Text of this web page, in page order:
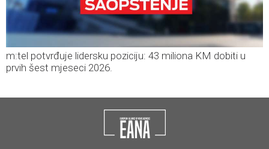
m:tel potvrđuje lidersku poziciju: 43 miliona KM dobiti u
prvih šest mjeseci 2026.